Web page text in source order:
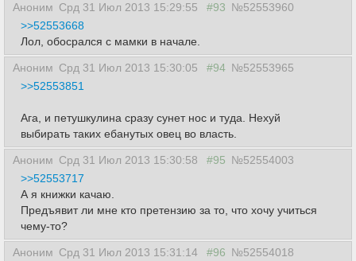
Аноним Срд 31 Июл 2013 15:29:55 #93 №52553960
>>52553668
Лол, обосрался с мамки в начале.
Аноним Срд 31 Июл 2013 15:30:05 #94 №52553965
>>52553851
Ага, и петушкулина сразу сунет нос и туда. Нехуй
выбирать таких ебанутых овец во власть.
Аноним Срд 31 Июл 2013 15:30:58 #95 №52554003
>>52553717
А я книжки качаю.
Предъявит ли мне кто претензию за то, что хочу учиться
чему-то?
Аноним Срд 31 Июл 2013 15:31:14 #96 №52554018